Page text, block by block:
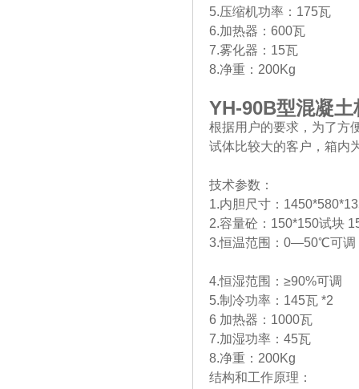
5.压缩机功率：175瓦
6.加热器：600瓦
7.雾化器：15瓦
8.净重：200Kg
YH-90B型混凝土
根据用户的要求，为了方
试体比较大的客户，箱内
技术参数：
1.内胆尺寸：
2.容量砼：150*150试块
3.恒温范围：0—50℃可
4.恒湿范围：≥90%可调
5.制冷功率：145瓦 *2
6 加热器：1000瓦
7.加湿功率：45瓦
8.净重：200Kg
结构和工作原理：